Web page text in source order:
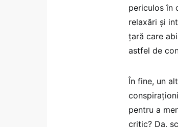
periculos în
relaxări și
țară care
astfel de
În fine, un
pentru a
critic? Da,